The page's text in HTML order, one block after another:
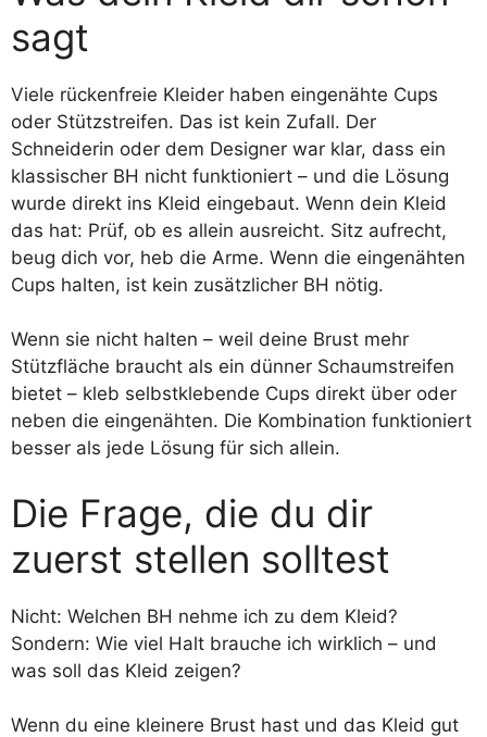
sagt
Viele rückenfreie Kleider haben eingenähte Cups
oder Stützstreifen. Das ist kein Zufall. Der
Schneiderin oder dem Designer war klar, dass ein
klassischer BH nicht funktioniert – und die Lösung
wurde direkt ins Kleid eingebaut. Wenn dein Kleid
das hat: Prüf, ob es allein ausreicht. Sitz aufrecht,
beug dich vor, heb die Arme. Wenn die eingenähten
Cups halten, ist kein zusätzlicher BH nötig.
Wenn sie nicht halten – weil deine Brust mehr
Stützfläche braucht als ein dünner Schaumstreifen
bietet – kleb selbstklebende Cups direkt über oder
neben die eingenähten. Die Kombination funktioniert
besser als jede Lösung für sich allein.
Die Frage, die du dir
zuerst stellen solltest
Nicht: Welchen BH nehme ich zu dem Kleid?
Sondern: Wie viel Halt brauche ich wirklich – und
was soll das Kleid zeigen?
Wenn du eine kleinere Brust hast und das Kleid gut